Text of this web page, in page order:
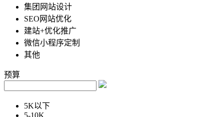
集团网站设计
SEO网站优化
建站+优化推广
微信小程序定制
其他
预算
5K以下